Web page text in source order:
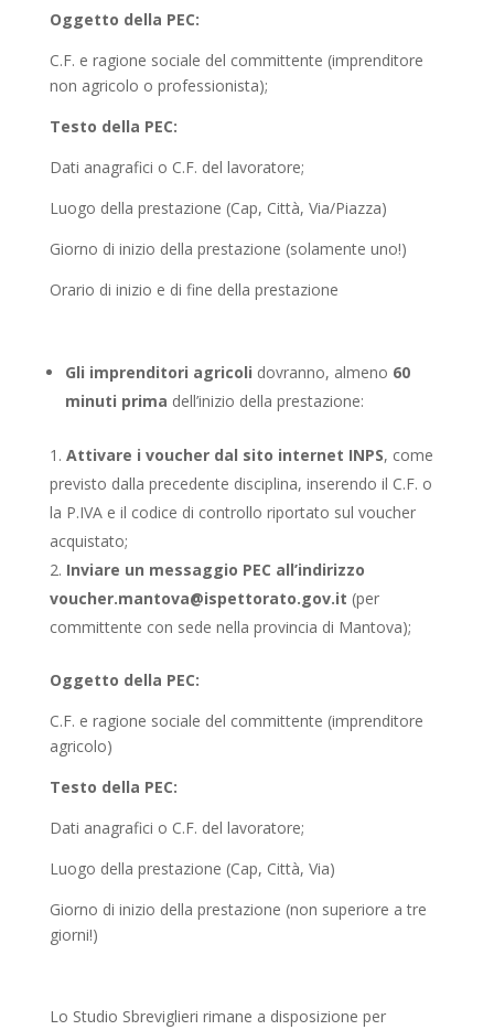
Oggetto della PEC:
C.F. e ragione sociale del committente (imprenditore
non agricolo o professionista);
Testo della PEC:
Dati anagrafici o C.F. del lavoratore;
Luogo della prestazione (Cap, Città, Via/Piazza)
Giorno di inizio della prestazione (solamente uno!)
Orario di inizio e di fine della prestazione
Gli imprenditori agricoli dovranno, almeno 60
minuti prima dell’inizio della prestazione:
Attivare i voucher dal sito internet INPS, come
previsto dalla precedente disciplina, inserendo il C.F. o
la P.IVA e il codice di controllo riportato sul voucher
acquistato;
Inviare un messaggio PEC all’indirizzo
voucher.mantova@ispettorato.gov.it (per
committente con sede nella provincia di Mantova);
Oggetto della PEC:
C.F. e ragione sociale del committente (imprenditore
agricolo)
Testo della PEC:
Dati anagrafici o C.F. del lavoratore;
Luogo della prestazione (Cap, Città, Via)
Giorno di inizio della prestazione (non superiore a tre
giorni!)
Lo Studio Sbreviglieri rimane a disposizione per